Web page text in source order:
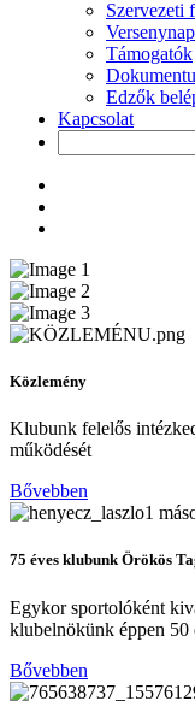
Szervezeti
Támogatók
Edzők
Kapcsolat
Közlemény
Klubunk felelős
működését
Bővebben
75 éves klubunk Örökös
Egykor sportolóként
klubelnökünk éppen 50
Bővebben